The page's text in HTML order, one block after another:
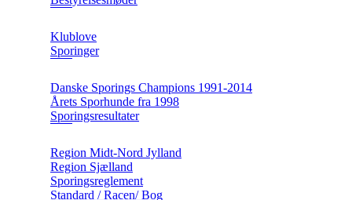
Klublove
Sporinger
Danske Sporings Champions 1991-2014
Årets Sporhunde fra 1998
Sporingsresultater
Region Midt-Nord Jylland
Region Sjælland
Sporingsreglement
Standard / Racen/ Bog